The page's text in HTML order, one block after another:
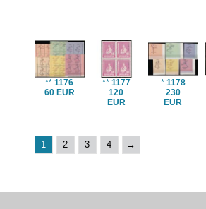
**1176
60 EUR
** 1177
120
EUR
* 1178
230
EUR
1 2 3 4 →